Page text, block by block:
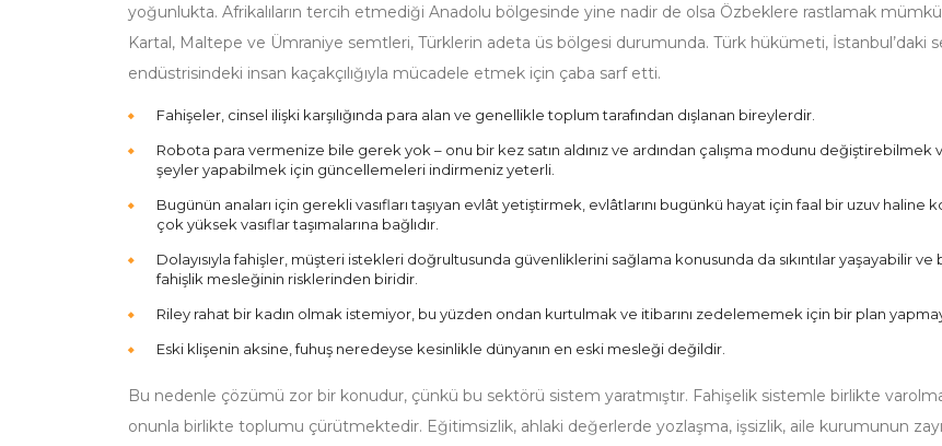
yoğunlukta. Afrikalıların tercih etmediği Anadolu bölgesinde yine nadir de olsa Özbeklere rastlamak
Kartal, Maltepe ve Ümraniye semtleri, Türklerin adeta üs bölgesi durumunda. Türk hükümeti, İstanbul’daki
endüstrisindeki insan kaçakçılığıyla mücadele etmek için çaba sarf etti.
Fahişeler, cinsel ilişki karşılığında para alan ve genellikle toplum tarafından dışlanan bireylerdir.
Robota para vermenize bile gerek yok – onu bir kez satın aldınız ve ardından çalışma modunu değiştirebilmek
şeyler yapabilmek için güncellemeleri indirmeniz yeterli.
Bugünün anaları için gerekli vasıfları taşıyan evlât yetiştirmek, evlâtlarını bugünkü hayat için faal bir uzuv haline
çok yüksek vasıflar taşımalarına bağlıdır.
Dolayısıyla fahişler, müşteri istekleri doğrultusunda güvenliklerini sağlama konusunda da sıkıntılar yaşayabilir ve
fahişlik mesleğinin risklerinden biridir.
Riley rahat bir kadın olmak istemiyor, bu yüzden ondan kurtulmak ve itibarını zedelememek için bir plan
Eski klişenin aksine, fuhuş neredeyse kesinlikle dünyanın en eski mesleği değildir.
Bu nedenle çözümü zor bir konudur, çünkü bu sektörü sistem yaratmıştır. Fahişelik sistemle birlikte
onunla birlikte toplumu çürütmektedir. Eğitimsizlik, ahlaki değerlerde yozlaşma, işsizlik, aile kurumunun